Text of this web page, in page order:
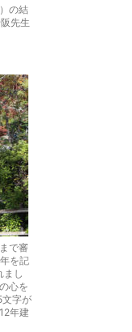
の結
先生
で審
を記
まし
心を
字が
年建